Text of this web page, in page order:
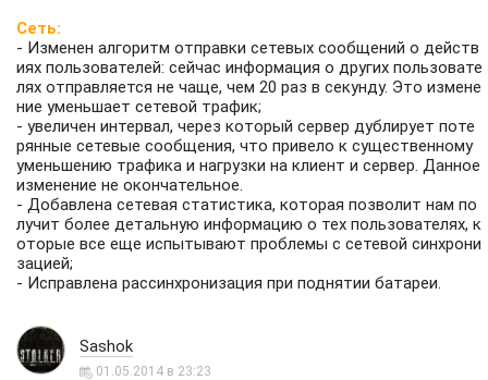
Сеть:
- Изменен алгоритм отправки сетевых сообщений о действ
иях пользователей: сейчас информация о других пользовате
лях отправляется не чаще, чем 20 раз в секунду. Это измене
ние уменьшает сетевой трафик;
- увеличен интервал, через который сервер дублирует поте
рянные сетевые сообщения, что привело к существенному
уменьшению трафика и нагрузки на клиент и сервер. Данное
изменение не окончательное.
- Добавлена сетевая статистика, которая позволит нам по
лучит более детальную информацию о тех пользователях, к
оторые все еще испытывают проблемы с сетевой синхрони
зацией;
- Исправлена рассинхронизация при поднятии батареи.
Sashok
01.05.2014 в 23:23